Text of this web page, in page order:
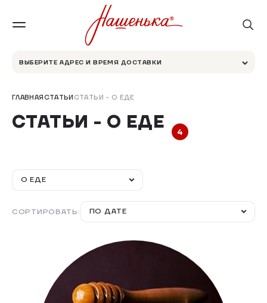
ВЫБЕРИТЕ АДРЕС И ВРЕМЯ ДОСТАВКИ
ГЛАВНАЯСТАТЬИ СТАТЬИ - О ЕДЕ
СТАТЬИ - О ЕДЕ 4
О ЕДЕ
СОРТИРОВАТЬ: ПО ДАТЕ